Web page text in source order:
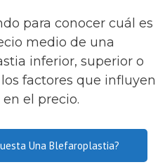
para conocer cuál es
medio de una
inferior, superior o
factores que influyen
en el precio.
Una Blefaroplastia?